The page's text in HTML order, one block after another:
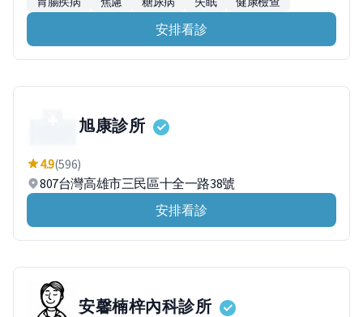
安排看診
旭康診所
4.9(596)
807台灣高雄市三民區十全一路38號
安排看診
安馨楠梓內科診所